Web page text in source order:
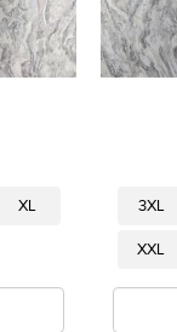
XL 3XL
XXL